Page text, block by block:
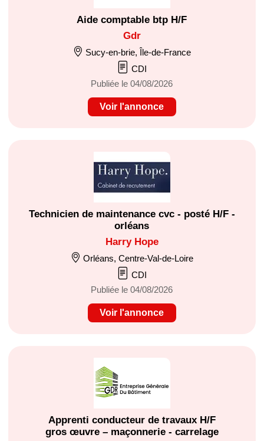
Aide comptable btp H/F
Gdr
Sucy-en-brie, Île-de-France
CDI
Publiée le 04/08/2026
Voir l'annonce
Technicien de maintenance cvc - posté H/F -
orléans
Harry Hope
Orléans, Centre-Val-de-Loire
CDI
Publiée le 04/08/2026
Voir l'annonce
Apprenti conducteur de travaux H/F
gros œuvre – maçonnerie - carrelage